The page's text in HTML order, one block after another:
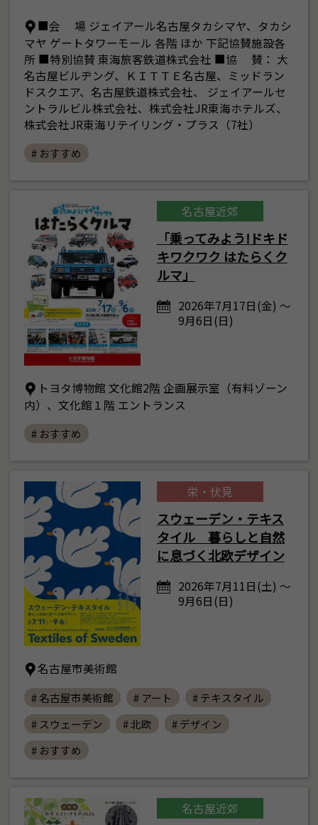
■会 場 ジェイアール名古屋タカシマヤ、タカシ
マヤ ゲートタワーモール 各階 ほか 下記協賛施設各
所 ■特別協賛 東海旅客鉄道株式会社 ■協 賛： 大
名古屋ビルヂング、ＫＩＴＴＥ名古屋、ミッドラン
ドスクエア、名古屋鉄道株式会社、 ジェイアールセ
ントラルビル株式会社、株式会社JR東海ホテルズ、
株式会社JR東海リテイリング・プラス（7社）
# おすすめ
名古屋近郊
「乗ってみよう!ドキド
キワクワク はたらくク
ルマ」
2026年7月17日(金) ～
9月6日(日)
トヨタ博物館 文化館2階 企画展示室（有料ゾーン
内）、文化館１階 エントランス
# おすすめ
栄・伏見
スウェーデン・テキス
タイル 暮らしと自然
に息づく北欧デザイン
2026年7月11日(土) ～
9月6日(日)
名古屋市美術館
# 名古屋市美術館 # アート
# テキスタイル
# スウェーデン
# 北欧
# デザイン
# おすすめ
名古屋近郊